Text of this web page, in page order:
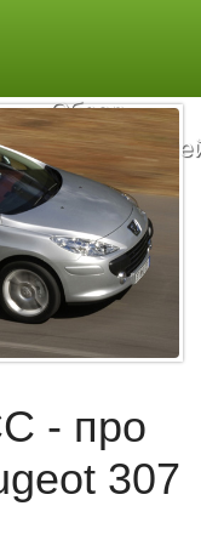
Обзор
- про
307